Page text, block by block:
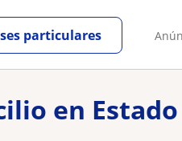
particulares
en Estado